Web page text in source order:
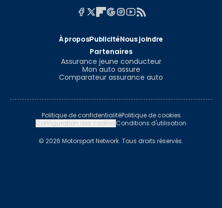
À proposPublicitéNous joindre
Partenaires
Assurance jeune conducteur
Mon auto assure
Comparateur assurance auto
Politique de confidentialitéPolitique de cookies
Configuration des cookiesConditions d'utilisation
© 2026 Motorsport Network. Tous droits réservés.